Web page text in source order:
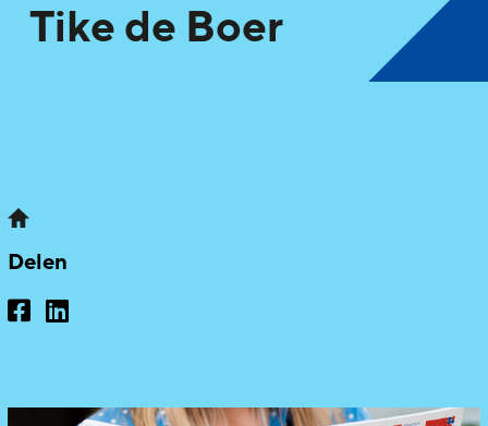
Tike de Boer
Delen